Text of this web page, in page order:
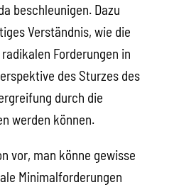
beschleunigen. Dazu
Verständnis, wie die
Forderungen in
des Sturzes des
durch die
werden können.
vor, man könne gewisse
Minimalforderungen